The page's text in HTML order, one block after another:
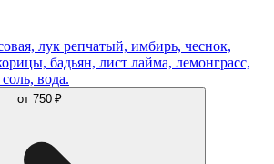
лук репчатый, имбирь, чеснок,
бадьян, лист лайма, лемонграсс,
вода.
от 750 ₽